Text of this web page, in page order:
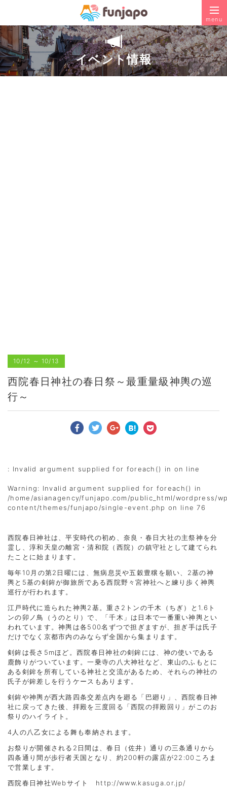
menu
イベント情報
10/12 ～ 10/13
西院春日神社の春日祭～最重量級神輿の巡
行～
: Invalid argument supplied for foreach() in on line
Warning: Invalid argument supplied for foreach() in
/home/asianagency/funjapo.com/public_html/wordpress/
content/themes/funjapo/single-event.php on line76
西院春日神社は、平安時代の初め、奈良・春日大社の主祭神を分
霊し、淳和天皇の離宮・清和院（西院）の鎮守社として建てられ
たことに始まります。
毎年10月の第2日曜には、無病息災や五穀豊穣を願い、2基の神
輿と5基の剣鉾が御旅所である西院野々宮神社へと練り歩く神輿
巡行が行われます。
江戸時代に造られた神輿2基。重さ2トンの千木（ちぎ）と1.6ト
ンの卯ノ鳥（うのとり）で、「千木」は日本で一番重い神輿とい
われています。神輿は各500名ずつで担ぎますが、担ぎ手は氏子
だけでなく京都市内のみならず全国から集まります。
剣鉾は長さ5mほど。西院春日神社の剣鉾には、神の使いである
鹿飾りがついています。一乗寺の八大神社など、東山のふもとに
ある剣鉾を所有している神社と交流があるため、それらの神社の
氏子が鉾差しを行うケースもあります。
剣鉾や神輿が西大路四条交差点内を廻る「巴廻り」、西院春日神
社に戻ってきた後、拝殿を三度回る「西院の拝殿回り」がこのお
祭りのハイライト。
4人の八乙女による舞も奉納されます。
お祭りが開催される2日間は、春日（佐井）通りの三条通りから
四条通り間が歩行者天国となり、約200軒の露店が22:00ころま
で営業します。
西院春日神社Webサイト http://www.kasuga.or.jp/